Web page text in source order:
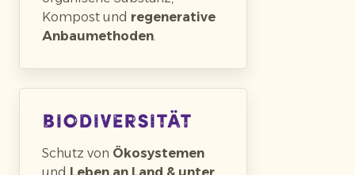
Kompost und regenerative
Anbaumethoden
Biodiversität
Schutz von Ökosystemen